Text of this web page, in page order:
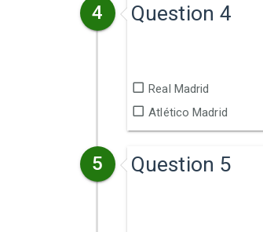
4 Question 4
Real Madrid
Atlético Madrid
5 Question 5